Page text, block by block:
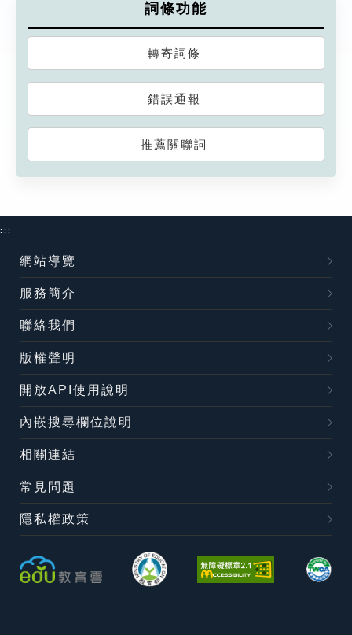
詞條功能
轉寄詞條
錯誤通報
推薦關聯詞
:::
網站導覽
服務簡介
聯絡我們
版權聲明
開放API使用說明
內嵌搜尋欄位說明
相關連結
常見問題
隱私權政策